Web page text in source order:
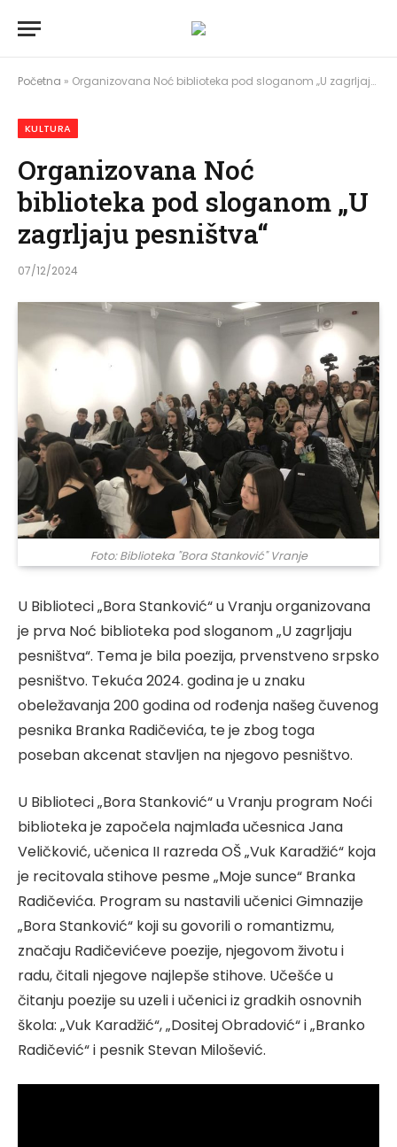
Početna » Organizovana Noć biblioteka pod sloganom „U zagrljaju pesništva“
KULTURA
Organizovana Noć
biblioteka pod sloganom „U
zagrljaju pesništva“
07/12/2024
Foto: Biblioteka "Bora Stanković" Vranje
U Biblioteci „Bora Stanković“ u Vranju organizovana
je prva Noć biblioteka pod sloganom „U zagrljaju
pesništva“. Tema je bila poezija, prvenstveno srpsko
pesništvo. Tekuća 2024. godina je u znaku
obeležavanja 200 godina od rođenja našeg čuvenog
pesnika Branka Radičevića, te je zbog toga
poseban akcenat stavljen na njegovo pesništvo.
U Biblioteci „Bora Stanković“ u Vranju program Noći
biblioteka je započela najmlađa učesnica Jana
Veličković, učenica II razreda OŠ „Vuk Karadžić“ koja
je recitovala stihove pesme „Moje sunce“ Branka
Radičevića. Program su nastavili učenici Gimnazije
„Bora Stanković“ koji su govorili o romantizmu,
značaju Radičevićeve poezije, njegovom životu i
radu, čitali njegove najlepše stihove. Učešće u
čitanju poezije su uzeli i učenici iz gradkih osnovnih
škola: „Vuk Karadžić“, „Dositej Obradović“ i „Branko
Radičević“ i pesnik Stevan Milošević.